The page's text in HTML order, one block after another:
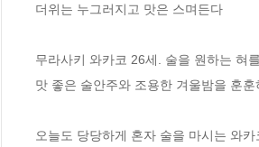
더위는 누그러지고 맛은 스며든다
무라사키 와카코 26세. 술을 원하는 혀
맛 좋은 술안주와 조용한 겨울밤을 훈
오늘도 당당하게 혼자 술을 마시는 와